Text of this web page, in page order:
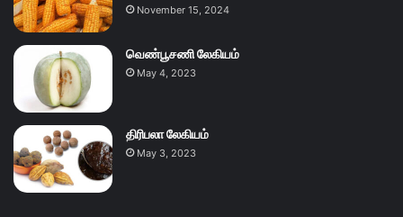
November 15, 2024
வெண்பூசணி லேகியம்
May 4, 2023
திரிபலா லேகியம்
May 3, 2023